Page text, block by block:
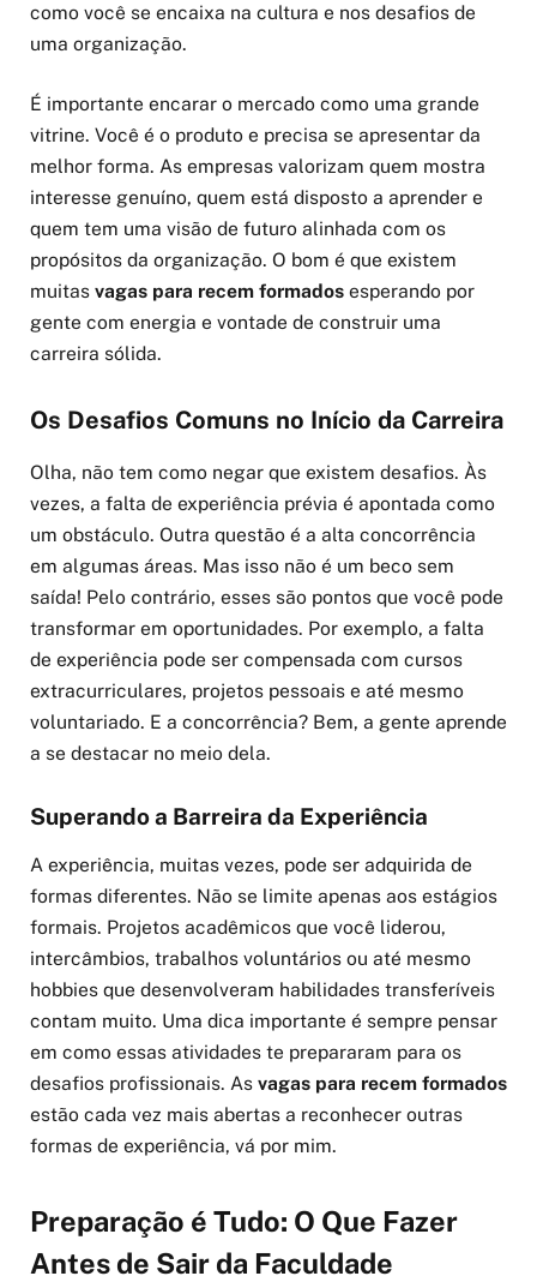
como você se encaixa na cultura e nos desafios de
uma organização.
É importante encarar o mercado como uma grande
vitrine. Você é o produto e precisa se apresentar da
melhor forma. As empresas valorizam quem mostra
interesse genuíno, quem está disposto a aprender e
quem tem uma visão de futuro alinhada com os
propósitos da organização. O bom é que existem
muitas vagas para recem formados esperando por
gente com energia e vontade de construir uma
carreira sólida.
Os Desafios Comuns no Início da Carreira
Olha, não tem como negar que existem desafios. Às
vezes, a falta de experiência prévia é apontada como
um obstáculo. Outra questão é a alta concorrência
em algumas áreas. Mas isso não é um beco sem
saída! Pelo contrário, esses são pontos que você pode
transformar em oportunidades. Por exemplo, a falta
de experiência pode ser compensada com cursos
extracurriculares, projetos pessoais e até mesmo
voluntariado. E a concorrência? Bem, a gente aprende
a se destacar no meio dela.
Superando a Barreira da Experiência
A experiência, muitas vezes, pode ser adquirida de
formas diferentes. Não se limite apenas aos estágios
formais. Projetos acadêmicos que você liderou,
intercâmbios, trabalhos voluntários ou até mesmo
hobbies que desenvolveram habilidades transferíveis
contam muito. Uma dica importante é sempre pensar
em como essas atividades te prepararam para os
desafios profissionais. As vagas para recem formados
estão cada vez mais abertas a reconhecer outras
formas de experiência, vá por mim.
Preparação é Tudo: O Que Fazer
Antes de Sair da Faculdade